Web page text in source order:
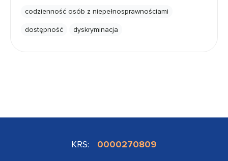
codzienność osób z niepełnosprawnościami
dostępność dyskryminacja
KRS: 0000270809